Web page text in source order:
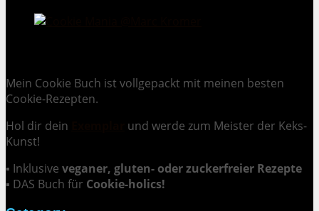
Mein Cookie Buch ist vollgepackt mit meinen besten
Cookie-Rezepten.
Hol dir dein
und werde zum Meister der Keks-
Kunst!
▪ Inklusive veganer, gluten- oder zuckerfreier Rezepte
▪ DAS Buch für Cookie-holics!